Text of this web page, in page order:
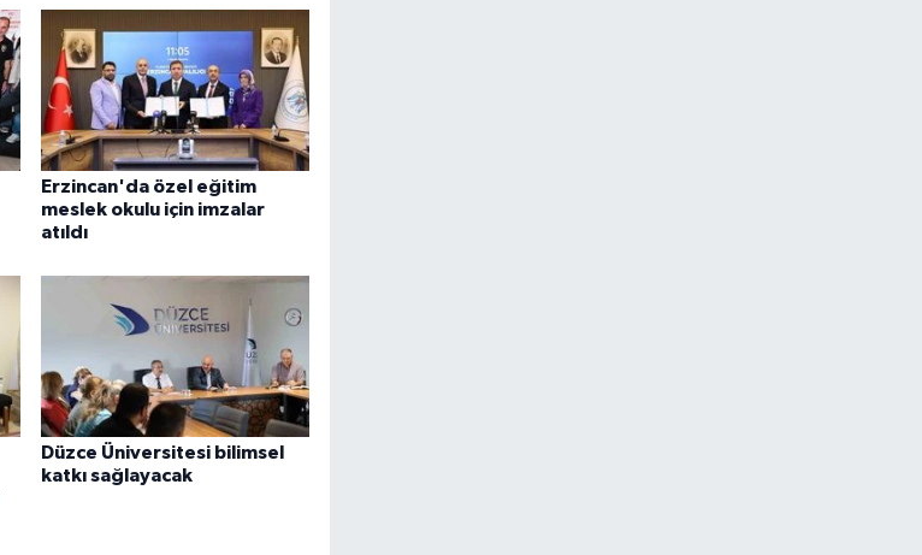
Erzincan'da özel eğitim
meslek okulu için imzalar
atıldı
Düzce Üniversitesi bilimsel
katkı sağlayacak